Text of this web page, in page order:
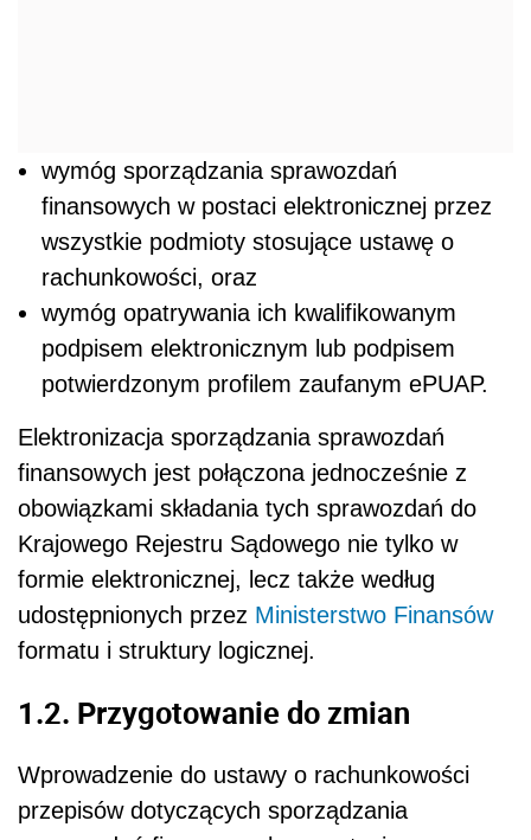
wymóg sporządzania sprawozdań
finansowych w postaci elektronicznej przez
wszystkie podmioty stosujące ustawę o
rachunkowości, oraz
wymóg opatrywania ich kwalifikowanym
podpisem elektronicznym lub podpisem
potwierdzonym profilem zaufanym ePUAP.
Elektronizacja sporządzania sprawozdań
finansowych jest połączona jednocześnie z
obowiązkami składania tych sprawozdań do
Krajowego Rejestru Sądowego nie tylko w
formie elektronicznej, lecz także według
udostępnionych przez Ministerstwo Finansów
formatu i struktury logicznej.
1.2. Przygotowanie do zmian
Wprowadzenie do ustawy o rachunkowości
przepisów dotyczących sporządzania